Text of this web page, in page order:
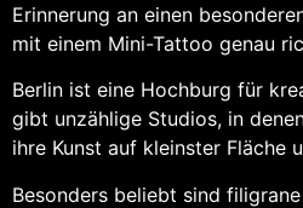
Erinnerung an einen
mit einem Mini-Tattoo genau
Berlin ist eine Hochburg für
gibt unzählige Studios, in
ihre Kunst auf kleinster Fläche
Besonders beliebt sind